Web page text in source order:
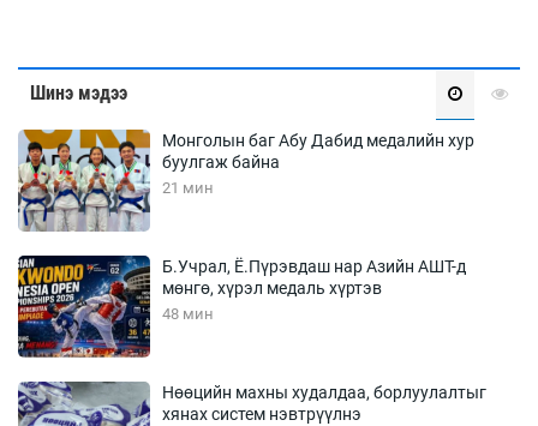
Шинэ мэдээ
Монголын баг Абу Дабид медалийн хур
буулгаж байна
21 мин
Б.Учрал, Ё.Пүрэвдаш нар Азийн АШТ-д
мөнгө, хүрэл медаль хүртэв
48 мин
Нөөцийн махны худалдаа, борлуулалтыг
хянах систем нэвтрүүлнэ